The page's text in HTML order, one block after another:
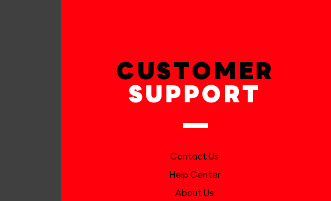
CUSTOMER
SUPPORT
Contact Us
Help Center
About Us